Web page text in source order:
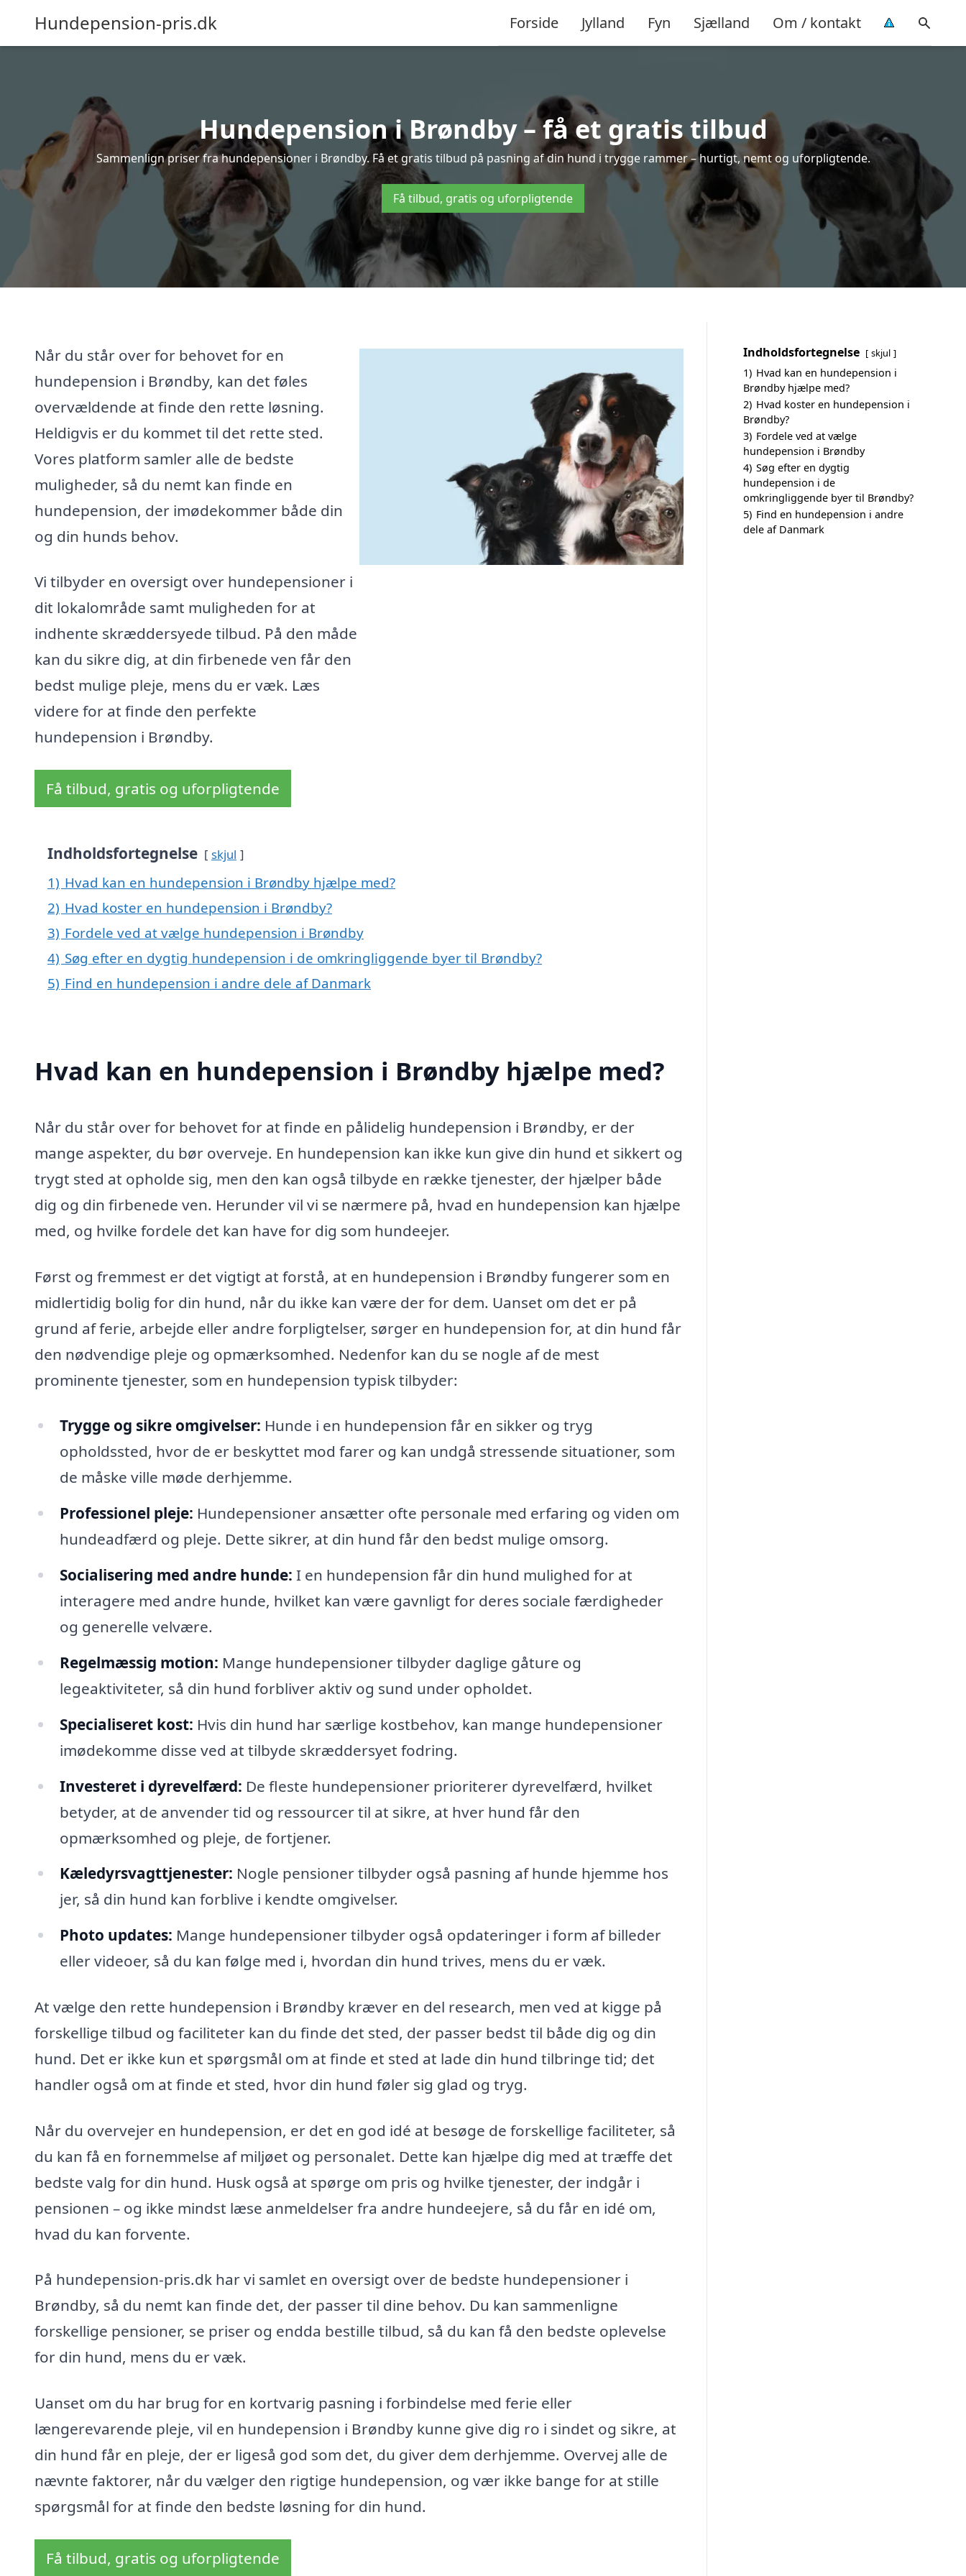
Hundepension-pris.dk Forside Jylland Fyn Sjælland Om / kontakt
Hundepension i Brøndby – få et gratis tilbud
Sammenlign priser fra hundepensioner i Brøndby. Få et gratis tilbud på pasning af din hund i trygge rammer – hurtigt, nemt og uforpligtende.
Få tilbud, gratis og uforpligtende
Når du står over for behovet for en
hundepension i Brøndby, kan det føles
overvældende at finde den rette løsning.
Heldigvis er du kommet til det rette sted.
Vores platform samler alle de bedste
muligheder, så du nemt kan finde en
hundepension, der imødekommer både din
og din hunds behov.
Vi tilbyder en oversigt over hundepensioner i
dit lokalområde samt muligheden for at
indhente skræddersyede tilbud. På den måde
kan du sikre dig, at din firbenede ven får den
bedst mulige pleje, mens du er væk. Læs
videre for at finde den perfekte
hundepension i Brøndby.
Få tilbud, gratis og uforpligtende
Indholdsfortegnelse skjul
1) Hvad kan en hundepension i Brøndby hjælpe med?
2) Hvad koster en hundepension i Brøndby?
3) Fordele ved at vælge hundepension i Brøndby
4) Søg efter en dygtig hundepension i de omkringliggende byer til Brøndby?
5) Find en hundepension i andre dele af Danmark
Hvad kan en hundepension i Brøndby hjælpe med?
Når du står over for behovet for at finde en pålidelig hundepension i Brøndby, er der
mange aspekter, du bør overveje. En hundepension kan ikke kun give din hund et sikkert og
trygt sted at opholde sig, men den kan også tilbyde en række tjenester, der hjælper både
dig og din firbenede ven. Herunder vil vi se nærmere på, hvad en hundepension kan hjælpe
med, og hvilke fordele det kan have for dig som hundeejer.
Først og fremmest er det vigtigt at forstå, at en hundepension i Brøndby fungerer som en
midlertidig bolig for din hund, når du ikke kan være der for dem. Uanset om det er på
grund af ferie, arbejde eller andre forpligtelser, sørger en hundepension for, at din hund får
den nødvendige pleje og opmærksomhed. Nedenfor kan du se nogle af de mest
prominente tjenester, som en hundepension typisk tilbyder:
Trygge og sikre omgivelser: Hunde i en hundepension får en sikker og tryg
opholdssted, hvor de er beskyttet mod farer og kan undgå stressende situationer, som
de måske ville møde derhjemme.
Professionel pleje: Hundepensioner ansætter ofte personale med erfaring og viden om
hundeadfærd og pleje. Dette sikrer, at din hund får den bedst mulige omsorg.
Socialisering med andre hunde: I en hundepension får din hund mulighed for at
interagere med andre hunde, hvilket kan være gavnligt for deres sociale færdigheder
og generelle velvære.
Regelmæssig motion: Mange hundepensioner tilbyder daglige gåture og
legeaktiviteter, så din hund forbliver aktiv og sund under opholdet.
Specialiseret kost: Hvis din hund har særlige kostbehov, kan mange hundepensioner
imødekomme disse ved at tilbyde skræddersyet fodring.
Investeret i dyrevelfærd: De fleste hundepensioner prioriterer dyrevelfærd, hvilket
betyder, at de anvender tid og ressourcer til at sikre, at hver hund får den
opmærksomhed og pleje, de fortjener.
Kæledyrsvagttjenester: Nogle pensioner tilbyder også pasning af hunde hjemme hos
jer, så din hund kan forblive i kendte omgivelser.
Photo updates: Mange hundepensioner tilbyder også opdateringer i form af billeder
eller videoer, så du kan følge med i, hvordan din hund trives, mens du er væk.
At vælge den rette hundepension i Brøndby kræver en del research, men ved at kigge på
forskellige tilbud og faciliteter kan du finde det sted, der passer bedst til både dig og din
hund. Det er ikke kun et spørgsmål om at finde et sted at lade din hund tilbringe tid; det
handler også om at finde et sted, hvor din hund føler sig glad og tryg.
Når du overvejer en hundepension, er det en god idé at besøge de forskellige faciliteter, så
du kan få en fornemmelse af miljøet og personalet. Dette kan hjælpe dig med at træffe det
bedste valg for din hund. Husk også at spørge om pris og hvilke tjenester, der indgår i
pensionen – og ikke mindst læse anmeldelser fra andre hundeejere, så du får en idé om,
hvad du kan forvente.
På hundepension-pris.dk har vi samlet en oversigt over de bedste hundepensioner i
Brøndby, så du nemt kan finde det, der passer til dine behov. Du kan sammenligne
forskellige pensioner, se priser og endda bestille tilbud, så du kan få den bedste oplevelse
for din hund, mens du er væk.
Uanset om du har brug for en kortvarig pasning i forbindelse med ferie eller
længerevarende pleje, vil en hundepension i Brøndby kunne give dig ro i sindet og sikre, at
din hund får en pleje, der er ligeså god som det, du giver dem derhjemme. Overvej alle de
nævnte faktorer, når du vælger den rigtige hundepension, og vær ikke bange for at stille
spørgsmål for at finde den bedste løsning for din hund.
Få tilbud, gratis og uforpligtende
Indholdsfortegnelse skjul
1) Hvad kan en hundepension i
Brøndby hjælpe med?
2) Hvad koster en hundepension i
Brøndby?
3) Fordele ved at vælge
hundepension i Brøndby
4) Søg efter en dygtig
hundepension i de
omkringliggende byer til Brøndby?
5) Find en hundepension i andre
dele af Danmark